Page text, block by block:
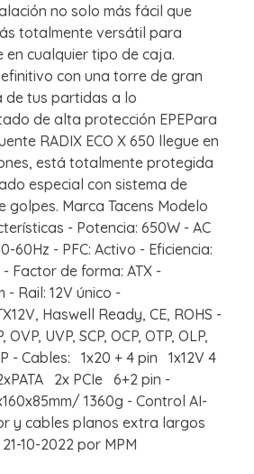
no solo más fácil que
totalmente versátil para
en cualquier tipo de caja.
con una torre de gran
tus partidas a lo
de alta protección EPEPara
RADIX ECO X 650 llegue en
está totalmente protegida
especial con sistema de
Marca Tacens Modelo
- Potencia: 650W - AC
60Hz - PFC: Activo - Eficiencia:
- Factor de forma: ATX -
- Rail: 12V único -
Haswell Ready, CE, ROHS -
UVP, SCP, OCP, OTP, OLP,
- Cables: 1x20 + 4 pin 1x12V 4
2x PCIe 6+2 pin -
1360g - Control AI-
y cables planos extra largos
10-2022 por MPM